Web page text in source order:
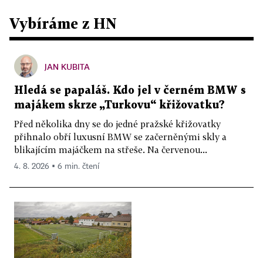
Vybíráme z HN
JAN KUBITA
Hledá se papaláš. Kdo jel v černém BMW s
majákem skrze „Turkovu“ křižovatku?
Před několika dny se do jedné pražské křižovatky
přihnalo obří luxusní BMW se začerněnými skly a
blikajícím majáčkem na střeše. Na červenou...
4. 8. 2026 ▪ 6 min. čtení